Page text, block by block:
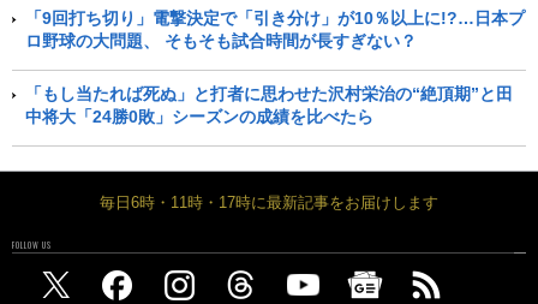
「9回打ち切り」電撃決定で「引き分け」が10％以上に!?…日本プ
ロ野球の大問題、 そもそも試合時間が長すぎない？
「もし当たれば死ぬ」と打者に思わせた沢村栄治の“絶頂期”と田
中将大「24勝0敗」シーズンの成績を比べたら
毎日6時・11時・17時に最新記事をお届けします
FOLLOW US